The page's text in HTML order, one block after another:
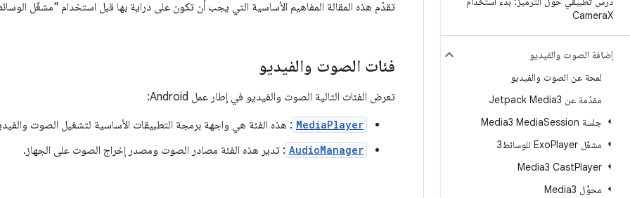
CameraX
إضافة الصوت والفيديو
لمحة عن الصوت والفيديو
مقدّمة عن Jetpack Media3
جلسة Media3 Media Session
مشغّل Exo Player للوسائط3
Media3 CastPlayer
محوِّل Media3
تقدّم هذه المقالة المفاهيم الأساسية التي يجب أن تكون على دراية بها قبل استخدام "مشغّل
فئات الصوت والفيديو
تعرض الفئات التالية الصوت والفيديو في إطار عمل Android:
MediaPlayer : هذه الفئة هي واجهة برمجة التطبيقات الأساسية لتشغيل الصوت
AudioManager : تدير هذه الفئة مصادر الصوت ومصدر إخراج الصوت على الجهاز.